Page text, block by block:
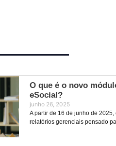
O que é o novo
eSocial?
junho 26, 2025
A partir de 16 de junho de
relatórios gerenciais pensado